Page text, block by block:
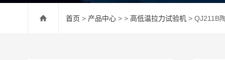
首页 > 产品中心 > > 高低温拉力试验机 > QJ211B